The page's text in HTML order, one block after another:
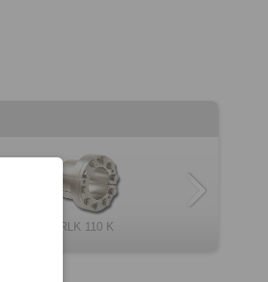
RLK 110 K
RLK 136 TC
RLK 402 TC